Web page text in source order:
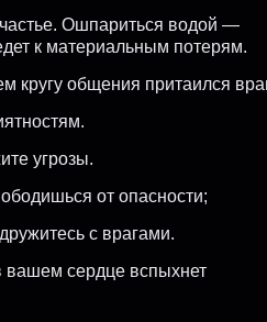
Ошпариться водой —
к материальным потерям.
общения притаился
угрозы.
от опасности;
с врагами.
сердце вспыхнет